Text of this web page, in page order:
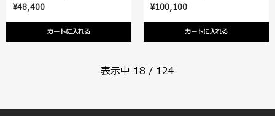
¥48,400
カートに入れる
¥100,100
カートに入れる
表示中 18 / 124